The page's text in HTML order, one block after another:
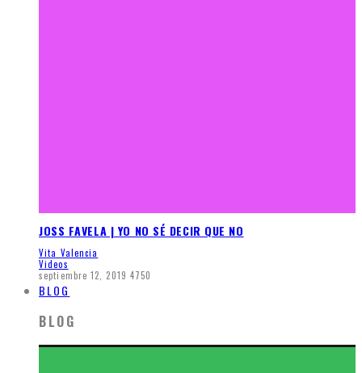
JOSS FAVELA | YO NO SÉ DECIR QUE NO
Vita Valencia
Videos
septiembre 12, 2019 4750
BLOG
BLOG